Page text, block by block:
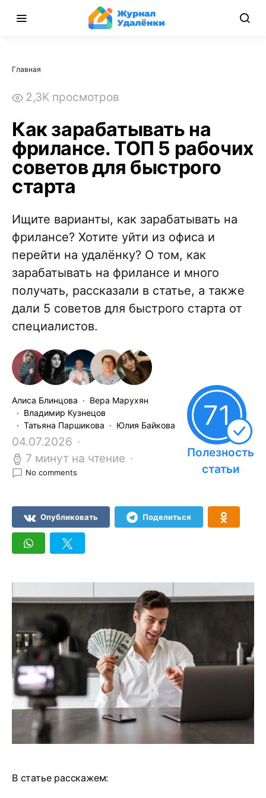
Главная
2,3K просмотров
Как зарабатывать на
фрилансе. ТОП 5 рабочих
советов для быстрого
старта
Ищите варианты, как зарабатывать на
фрилансе? Хотите уйти из офиса и
перейти на удалёнку? О том, как
зарабатывать на фрилансе и много
получать, рассказали в статье, а также
дали 5 советов для быстрого старта от
специалистов.
Алиса Блинцова
Вера Марухян
Владимир Кузнецов
Татьяна Паршикова
Юлия Байкова
04.07.2026
7 минут на чтение
No comments
71
Полезность
статьи
Опубликовать Поделиться
В статье расскажем: